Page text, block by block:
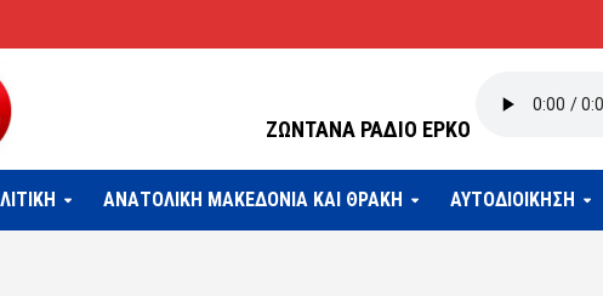
ΖΩΝΤΑΝΑ ΡΑΔΙΟ ΕΡΚΟ
ΑΝΑΤΟΛΙΚΗ ΜΑΚΕΔΟΝΙΑ ΚΑΙ ΘΡΑΚΗ ΑΥΤΟΔΙΟΙΚΗΣΗ